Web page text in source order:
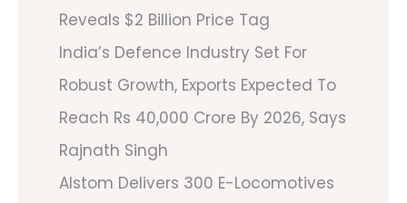
Reveals $2 Billion Price Tag
India’s Defence Industry Set For
Robust Growth, Exports Expected To
Reach Rs 40,000 Crore By 2026, Says
Rajnath Singh
Alstom Delivers 300 E-Locomotives